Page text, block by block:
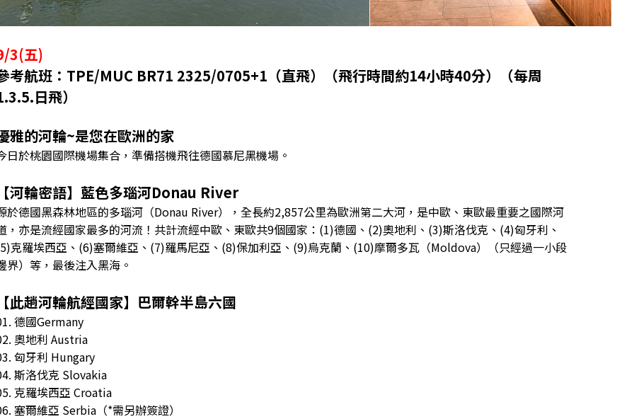
迪士尼遊輪
3(五)
考航班：TPE/MUC BR71 2325/0705+1（直飛）（飛行時間約14小時40分）（每周
日飛）
雅的河輪~是您在歐洲的家
日於桃園國際機場集合，準備搭機飛往德國慕尼黑機場。
河輪密語】藍色多瑙河Donau River
於德國黑森林地區的多瑙河（Donau River），全長約2,857公里為歐洲第二大河，是中歐、東歐最重要之國際河
，亦是流經國家最多的河流！共計流經中歐、東歐共9個國家：(1)德國、(2)奧地利、(3)斯洛伐克、(4)匈牙利、
克羅埃西亞、(6)塞爾維亞、(7)羅馬尼亞、(8)保加利亞、(9)烏克蘭、(10)摩爾多瓦（Moldova）（只經過一小段
界）等，最後注入黑海。
此趟河輪航經國家】巴爾幹半島六國
德國Germany
奧地利 Austria
匈牙利 Hungary
斯洛伐克 Slovakia
克羅埃西亞 Croatia
塞爾維亞 Serbia（*需另辦簽證）